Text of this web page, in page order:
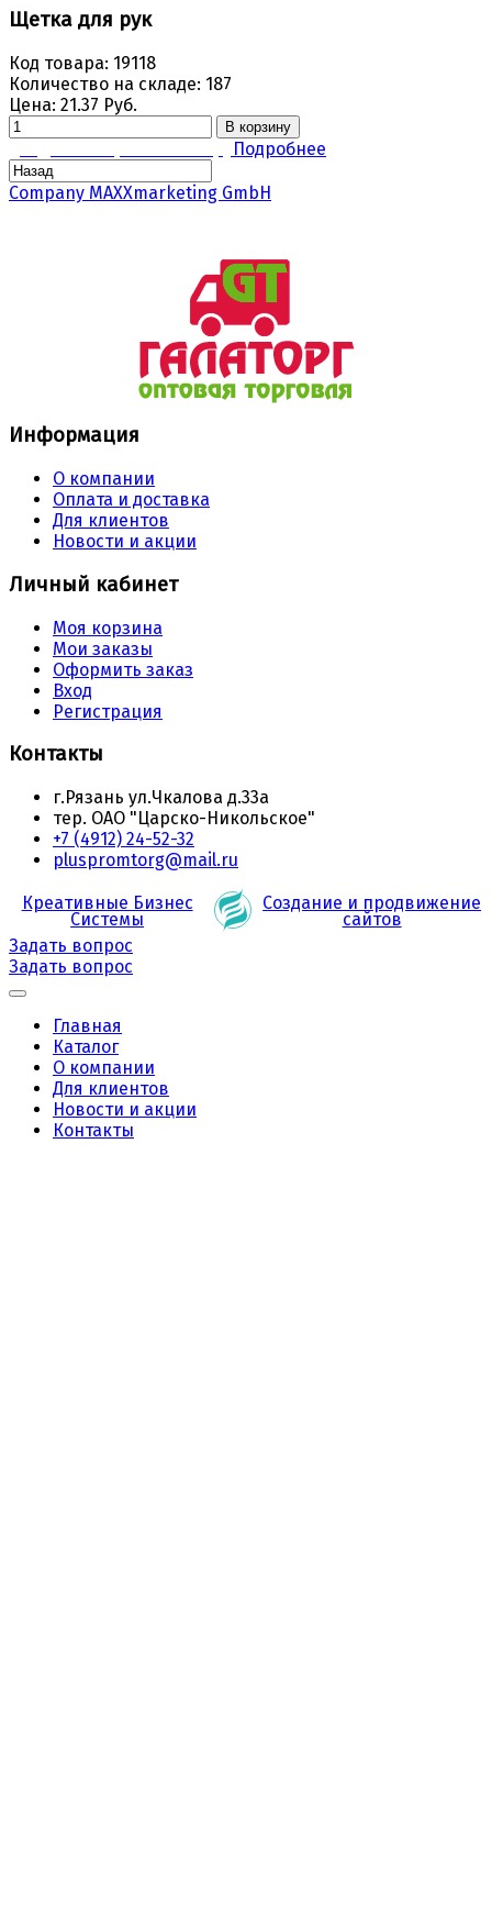
Щетка для рук
Код товара: 19118
Количество на складе: 187
Цена: 21.37 Руб.
В корзину
Подробнее
Company MAXXmarketing GmbH
Информация
О компании
Оплата и доставка
Для клиентов
Новости и акции
Личный кабинет
Моя корзина
Мои заказы
Оформить заказ
Вход
Регистрация
Контакты
г.Рязань ул.Чкалова д.33а
тер. ОАО "Царско-Никольское"
+7 (4912) 24-52-32
pluspromtorg@mail.ru
Креативные Бизнес
Системы
Создание и продвижение
сайтов
Задать вопрос
Задать вопрос
Главная
Каталог
О компании
Для клиентов
Новости и акции
Контакты